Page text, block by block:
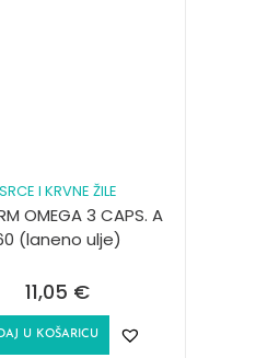
SRCE I KRVNE ŽILE
OMEGA 3 CAPS. A
(laneno ulje)
11,05 €
U KOŠARICU